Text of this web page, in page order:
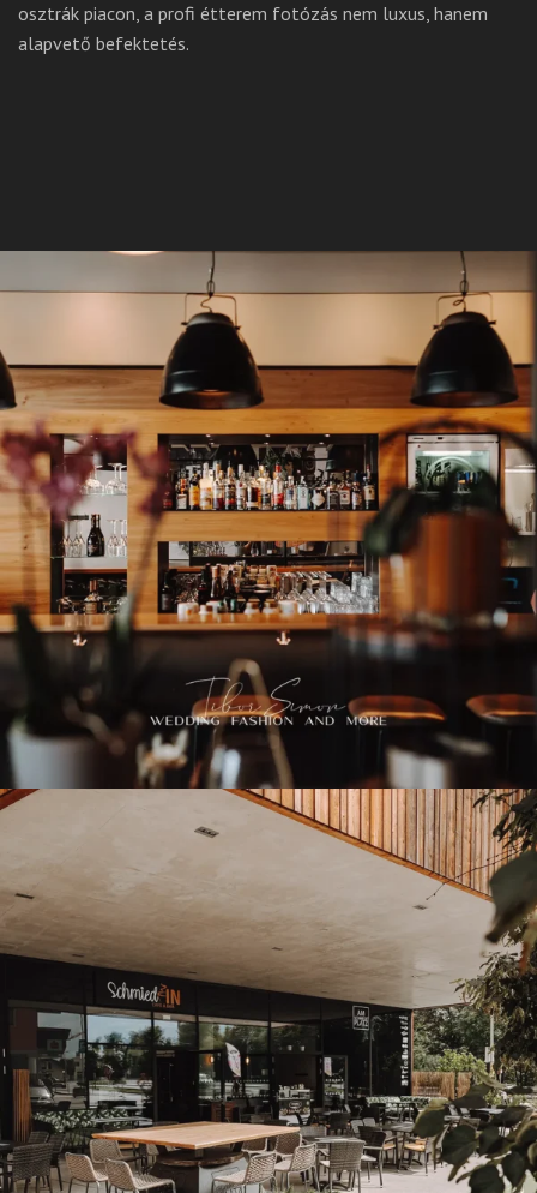
osztrák piacon, a profi étterem fotózás nem luxus, hanem
alapvető befektetés.